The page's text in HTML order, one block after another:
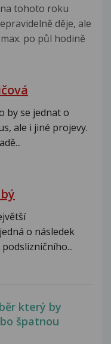
tohoto roku
děje, ale
po půl hodině
by se jednat o
ale i jiné projevy.
o následek
který by
špatnou